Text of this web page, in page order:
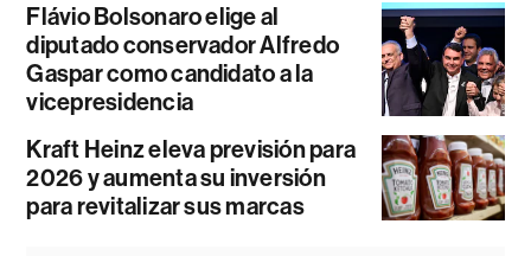
Flávio Bolsonaro elige al
diputado conservador Alfredo
Gaspar como candidato a la
vicepresidencia
Kraft Heinz eleva previsión para
2026 y aumenta su inversión
para revitalizar sus marcas